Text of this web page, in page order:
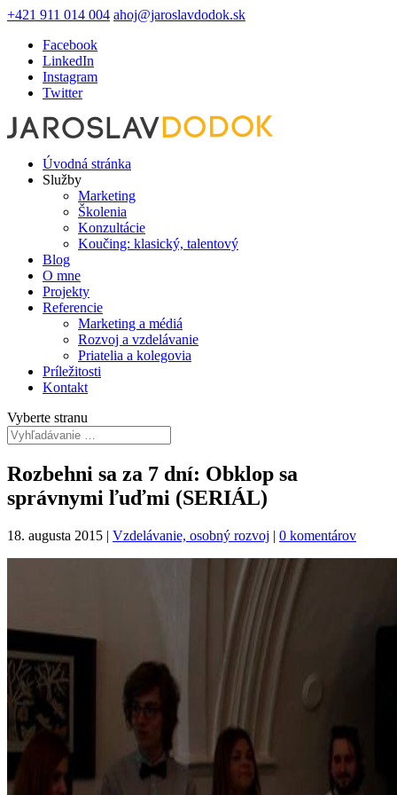
+421 911 014 004 ahoj@jaroslavdodok.sk
Facebook
LinkedIn
Instagram
Twitter
Úvodná stránka
Služby
Marketing
Školenia
Konzultácie
Koučing: klasický, talentový
Blog
O mne
Projekty
Referencie
Marketing a médiá
Rozvoj a vzdelávanie
Priatelia a kolegovia
Príležitosti
Kontakt
Vyberte stranu
Rozbehni sa za 7 dní: Obklop sa
správnymi ľuďmi (SERIÁL)
18. augusta 2015 | Vzdelávanie, osobný rozvoj | 0 komentárov